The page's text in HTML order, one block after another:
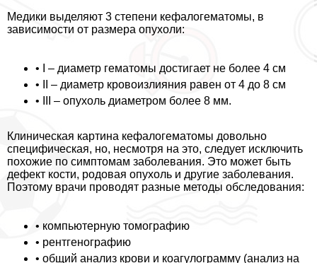
Медики выделяют 3 степени кефалогематомы, в
зависимости от размера опухоли:
• I – диаметр гематомы достигает не более 4 см
• II – диаметр кровоизлияния равен от 4 до 8 см
• III – опухоль диаметром более 8 мм.
Клиническая картина кефалогематомы довольно
специфическая, но, несмотря на это, следует исключить
похожие по симптомам заболевания. Это может быть
дефект кости, родовая опухоль и другие заболевания.
Поэтому врачи проводят разные методы обследования:
• компьютерную томографию
• рентгенографию
• общий анализ крови и коагулограмму (анализ на